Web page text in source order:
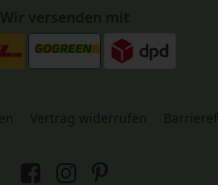
Wir versenden mit